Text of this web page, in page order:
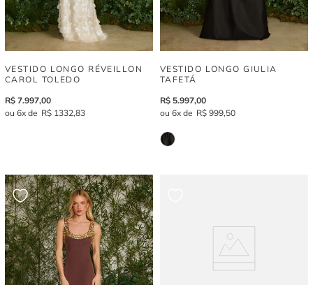
VESTIDO LONGO RÉVEILLON
CAROL TOLEDO
R$ 7.997,00
6
R$ 1332,83
VESTIDO LONGO GIULIA
TAFETÁ
R$ 5.997,00
6
R$ 999,50